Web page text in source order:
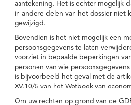
aantekening. Het is echter mogelijk
in andere delen van het dossier niet
gewijzigd.
Bovendien is het niet mogelijk een
persoonsgegevens te laten
voorziet in bepaalde beperkingen
personen van wie
is bijvoorbeeld het geval met de
XV.10/5 van het Wetboek van
Om uw rechten op grond van de